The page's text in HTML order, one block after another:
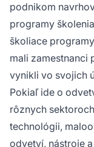
podnikom
programy
školiace
mali zamestnanci
vynikli vo svojich
Pokiaľ ide o
rôznych
technológii,
odvetví, nástroje